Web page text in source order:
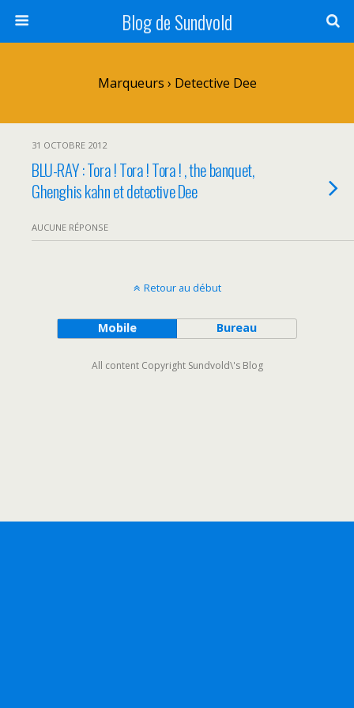
Blog de Sundvold
Marqueurs › Detective Dee
31 OCTOBRE 2012
BLU-RAY : Tora ! Tora ! Tora ! , the banquet,
Ghenghis kahn et detective Dee
AUCUNE RÉPONSE
Retour au début
Mobile Bureau
All content Copyright Sundvold\'s Blog